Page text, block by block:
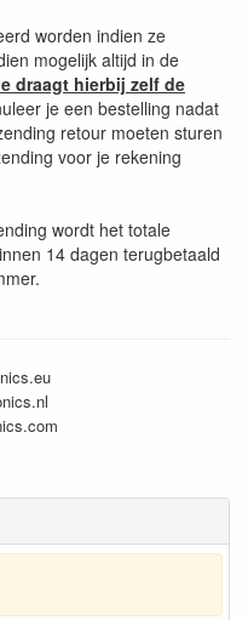
worden indien ze
mogelijk altijd in de
draagt hierbij zelf de
je een bestelling nadat
retour moeten sturen
voor je rekening
wordt het totale
14 dagen terugbetaald